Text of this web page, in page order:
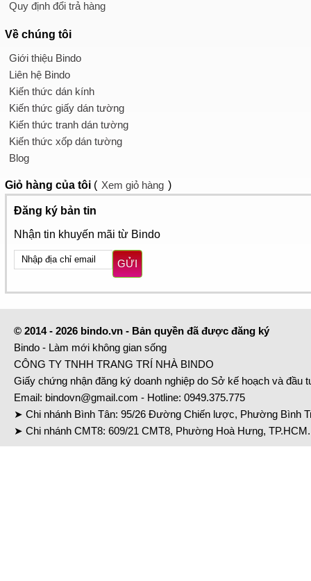
Quy định đổi trả hàng
Về chúng tôi
Giới thiệu Bindo
Liên hệ Bindo
Kiến thức dán kính
Kiến thức giấy dán tường
Kiến thức tranh dán tường
Kiến thức xốp dán tường
Blog
Giỏ hàng của tôi ( Xem giỏ hàng )
Đăng ký bản tin
Nhận tin khuyến mãi từ Bindo
GỬI
© 2014 - 2026 bindo.vn - Bản quyền đã được đăng ký
Bindo - Làm mới không gian sống
CÔNG TY TNHH TRANG TRÍ NHÀ BINDO
Giấy chứng nhận đăng ký doanh nghiệp do Sở kế hoạch và đầu
Email: bindovn@gmail.com - Hotline: 0949.375.775
➤ Chi nhánh Bình Tân: 95/26 Đường Chiến lược, Phường Bình
➤ Chi nhánh CMT8: 609/21 CMT8, Phường Hoà Hưng,